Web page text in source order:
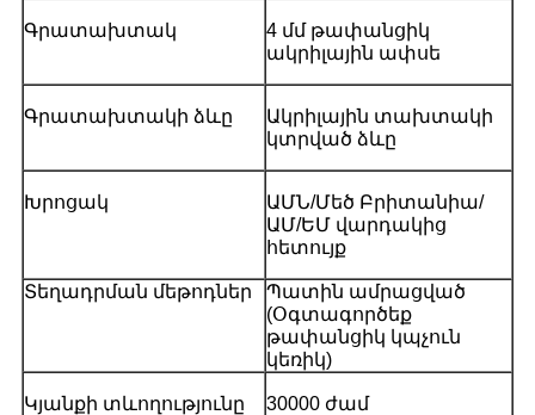
Գրատախտակ
4 մմ թափանցիկ
ակրիլային ափսե
Գրատախտակի ձևը
Ակրիլային տախտակի
կտրված ձևը
Խրոցակ
ԱՄՆ/Մեծ Բրիտանիա/
ԱՄ/ԵՄ վարդակից
հետույք
Տեղադրման մեթոդներ
Պատին ամրացված
(Օգտագործեք
թափանցիկ կպչուն
կեռիկ)
Կյանքի տևողությունը 30000 ժամ